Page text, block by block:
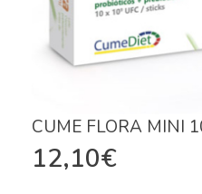
CUME FLORA MINI
12,10€